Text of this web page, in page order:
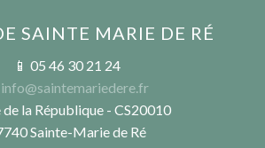
SAINTE MARIE DE RÉ
📱 05 46 30 21 24
info@saintemariedere.fr
de la République - CS20010
Sainte-Marie de Ré